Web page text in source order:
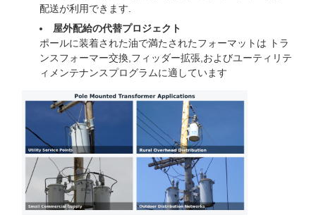
配送が利用できます.
屋外配給の代替プロジェクト
ポールに装着された油で満たされたフォーマットは トラ
ンスフォーマー交換,フィッダー拡張,およびユーティリテ
ィメンテナンスプログラムに適しています